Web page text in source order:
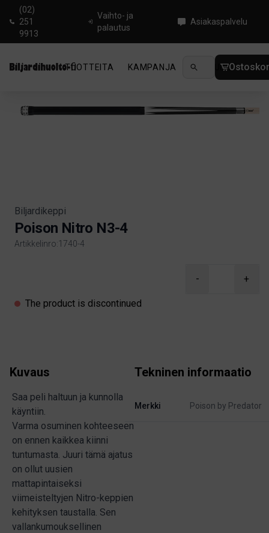
(02)
251
9913
Vaihto- ja
palautus
Asiakaspalvelu
TUOTTEITA KAMPANJA UUTUUDET
Poison Nitro N3-4
Biljardikeppi
Poison Nitro N3-4
Artikkelinro:1740-4
- +
The product is discontinued
Kuvaus
Saa peli haltuun ja kunnolla
käyntiin.
Varma osuminen kohteeseen
on ennen kaikkea kiinni
tuntumasta. Juuri tämä ajatus
on ollut uusien
mattapintaiseksi
viimeisteltyjen Nitro-keppien
kehityksen taustalla. Sen
vallankumouksellinen
Tekninen informaatio
Merkki Poison by Predator